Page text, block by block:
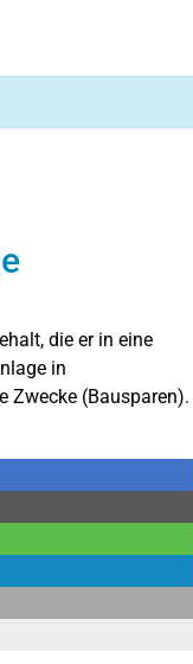
die er in eine
in
Zwecke (Bausparen).